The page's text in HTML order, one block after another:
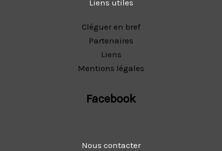
Liens utiles
Cléguer en bref
Partenaires
Liens
Mentions légales
Facebook
Nous contacter